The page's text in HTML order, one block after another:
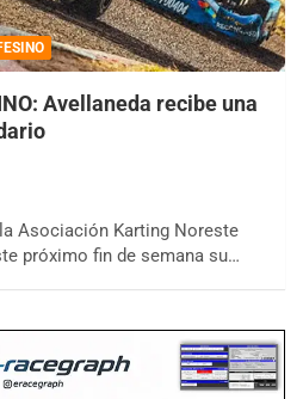
Avellaneda recibe una
Asociación Karting Noreste
próximo fin de semana su…